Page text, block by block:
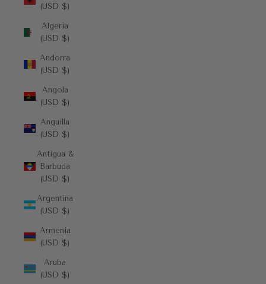
(USD $)
Algeria
(USD $)
Andorra
(USD $)
Angola
(USD $)
Anguilla
(USD $)
Antigua &
Barbuda
(USD $)
Argentina
(USD $)
Armenia
(USD $)
Aruba
(USD $)